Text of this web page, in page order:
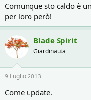
Comunque sto caldo è
per loro però!
Blade Spirit
Giardinauta
9 Luglio 2013
Come update.